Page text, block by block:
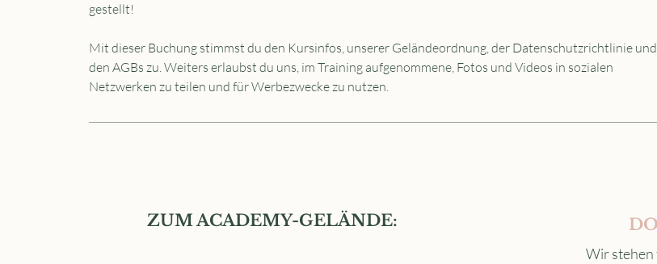
gestellt!
Mit dieser Buchung stimmst du den Kursinfos, unserer Geländeordnung, der Datenschutzrichtlinie und
den AGBs zu. Weiters erlaubst du uns, im Training aufgenommene, Fotos und Videos in sozialen
Netzwerken zu teilen und für Werbezwecke zu nutzen.
ZUM ACADEMY-GELÄNDE:
Wir